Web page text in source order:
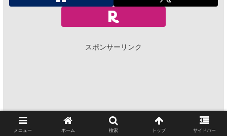
スポンサーリンク
メニュー ホーム 検索 トップ サイドバー